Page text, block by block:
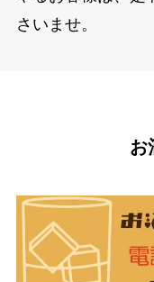
さいませ。
お